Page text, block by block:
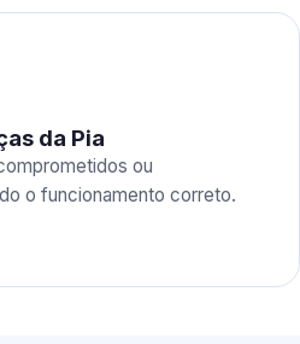
da Pia
ou
o funcionamento correto.